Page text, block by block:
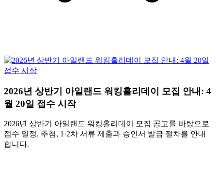
2026년 상반기 아일랜드 워킹홀리데이 모집 안내: 4
월 20일 접수 시작
2026년 상반기 아일랜드 워킹홀리데이 모집 공고를 바탕으로
접수 일정, 추첨, 1·2차 서류 제출과 승인서 발급 절차를 안내
합니다.